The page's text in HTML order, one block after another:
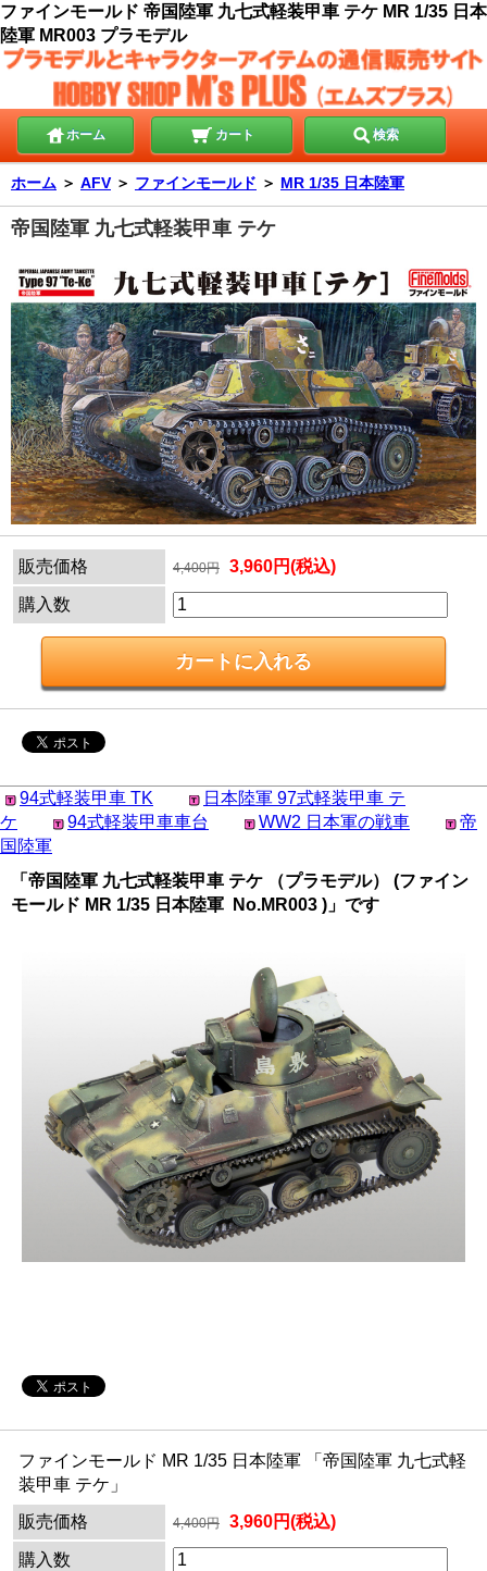
ファインモールド 帝国陸軍 九七式軽装甲車 テケ MR 1/35 日本
陸軍 MR003 プラモデル
ホーム カート 検索
ホーム ＞ AFV ＞ ファインモールド ＞ MR 1/35 日本陸軍
帝国陸軍 九七式軽装甲車 テケ
販売価格 4,400円 3,960円(税込)
購入数
94式軽装甲車 TK
日本陸軍 97式軽装甲車 テ
ケ
94式軽装甲車車台 WW2 日本軍の戦車
帝
国陸軍
「帝国陸軍 九七式軽装甲車 テケ （プラモデル） (ファイン
モールド MR 1/35 日本陸軍 No.MR003 )」です
ファインモールド MR 1/35 日本陸軍 「帝国陸軍 九七式軽
装甲車 テケ」
販売価格
4,400円 3,960円(税込)
購入数